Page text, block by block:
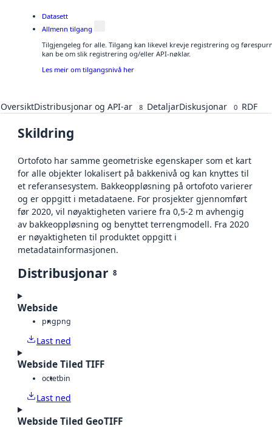
Datasett
Allmenn tilgang
Tilgjengeleg for alle. Tilgang kan likevel krevje registrering og
kan be om slik registrering og/eller API-nøklar.
Les meir om tilgangsnivå her
OversiktDistribusjonar og API-ar 8 DetaljarDiskusjonar 0 RDF
Skildring
Ortofoto har samme geometriske egenskaper som et kart
for alle objekter lokalisert på bakkenivå og kan knyttes til
et referansesystem. Bakkeoppløsning på ortofoto varierer
og er oppgitt i metadataene. For prosjekter gjennomført
før 2020, vil nøyaktigheten variere fra 0,5-2 m avhengig
av bakkeoppløsning og benyttet terrengmodell. Fra 2020
er nøyaktigheten til produktet oppgitt i
metadatainformasjonen.
Distribusjonar 8
Webside
pngpng
Last ned
Webside Tiled TIFF
octetbin
Last ned
Webside Tiled GeoTIFF